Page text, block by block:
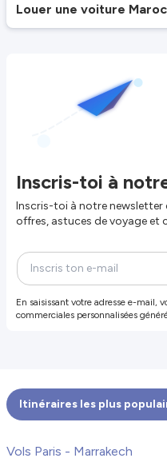
Louer une voiture Maroc
Inscris-toi à
Inscris-toi à notre newsletter
offres, astuces de voyage et
En saisissant votre adresse e-mail,
commerciales personnalisées
Itinéraires les plus
Vols Paris - Marrakech